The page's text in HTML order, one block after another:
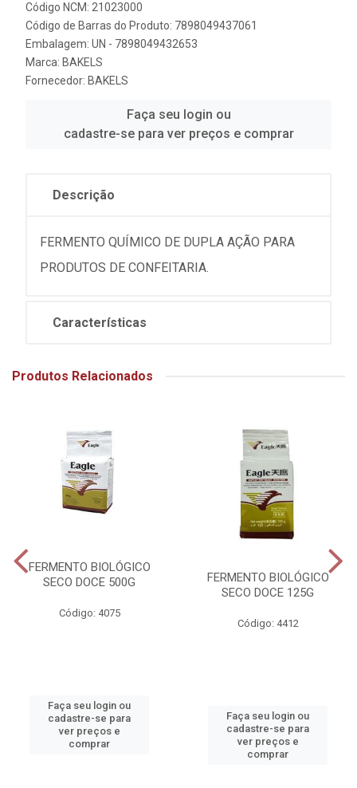
Código NCM: 21023000
Código de Barras do Produto: 7898049437061
Embalagem: UN - 7898049432653
Marca: BAKELS
Fornecedor: BAKELS
Faça seu login ou
cadastre-se para ver preços e comprar
Descrição
FERMENTO QUÍMICO DE DUPLA AÇÃO PARA
PRODUTOS DE CONFEITARIA.
Características
Produtos Relacionados
FERMENTO BIOLÓGICO
SECO DOCE 500G
Código: 4075
Faça seu login ou
cadastre-se para
ver preços e
comprar
FERMENTO BIOLÓGICO
SECO DOCE 125G
Código: 4412
Faça seu login ou
cadastre-se para
ver preços e
comprar